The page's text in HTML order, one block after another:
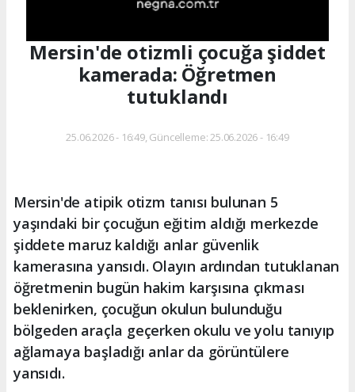
Mersin'de otizmli çocuğa şiddet
kamerada: Öğretmen
tutuklandı
25.06.2026 - 16:49, Güncelleme: 25.06.2026 - 16:49
Mersin'de atipik otizm tanısı bulunan 5
yaşındaki bir çocuğun eğitim aldığı merkezde
şiddete maruz kaldığı anlar güvenlik
kamerasına yansıdı. Olayın ardından tutuklanan
öğretmenin bugün hakim karşısına çıkması
beklenirken, çocuğun okulun bulunduğu
bölgeden araçla geçerken okulu ve yolu tanıyıp
ağlamaya başladığı anlar da görüntülere
yansıdı.